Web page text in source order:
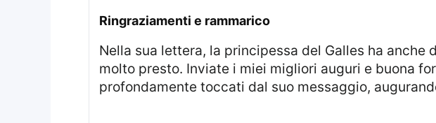
ringraziamenti e rammarico
Nella sua lettera, la principessa del Galles ha anche dichiarato: “Spero di poter rappresentarvi tutti ancora una volta
molto presto. Inviate i miei migliori auguri e buona
profondamente toccati dal suo messaggio,